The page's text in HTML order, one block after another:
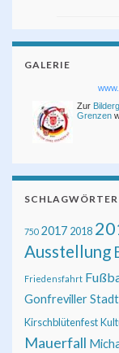
GALERIE
www.
Zur
Grenzen
SCHLAGWÖRTER
750 2017 2018
Ausstellung
Friedensfahrt
Gonfreviller
Kirschblütenfest
Mauerfall